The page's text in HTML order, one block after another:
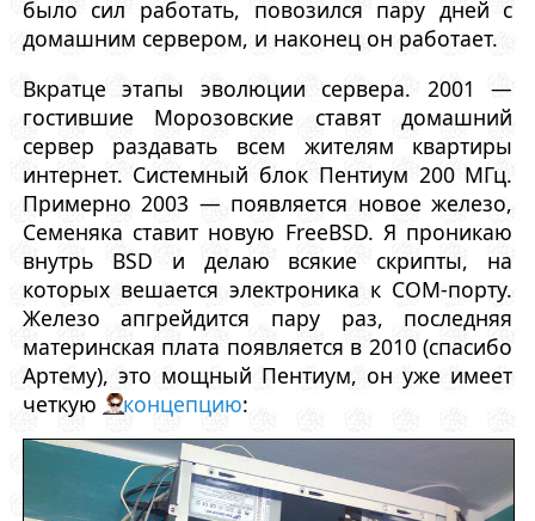
было сил работать, повозился пару дней с
домашним сервером, и наконец он работает.
Вкратце этапы эволюции сервера. 2001 —
гостившие Морозовские ставят домашний
сервер раздавать всем жителям квартиры
интернет. Системный блок Пентиум 200 МГц.
Примерно 2003 — появляется новое железо,
Семеняка ставит новую FreeBSD. Я проникаю
внутрь BSD и делаю всякие скрипты, на
которых вешается электроника к COM-порту.
Железо апгрейдится пару раз, последняя
материнская плата появляется в 2010 (спасибо
Артему), это мощный Пентиум, он уже имеет
четкую
концепцию: